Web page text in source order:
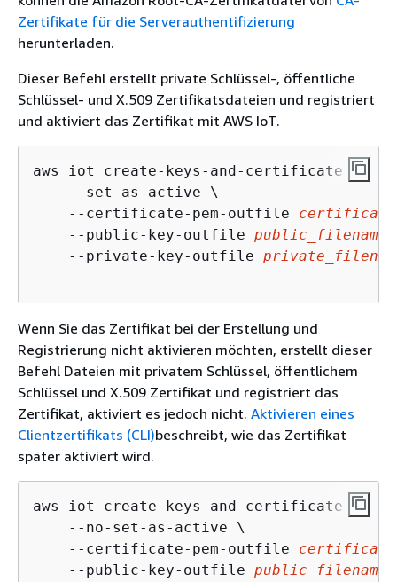
Zertifikate für die Serverauthentifizierung
herunterladen.
Dieser Befehl erstellt private Schlüssel-, öffentliche
Schlüssel- und X.509 Zertifikatsdateien und registriert
und aktiviert das Zertifikat mit AWS IoT.
aws iot create-keys-and-certificate \
    --set-as-active \
    --certificate-pem-outfile
    --public-key-outfile
    --private-key-outfile
Wenn Sie das Zertifikat bei der Erstellung und
Registrierung nicht aktivieren möchten, erstellt dieser
Befehl Dateien mit privatem Schlüssel, öffentlichem
Schlüssel und X.509 Zertifikat und registriert das
Zertifikat, aktiviert es jedoch nicht. Aktivieren eines
Clientzertifikats (CLI)beschreibt, wie das Zertifikat
später aktiviert wird.
aws iot create-keys-and-certificate \
    --no-set-as-active \
    --certificate-pem-outfile
    --public-key-outfile